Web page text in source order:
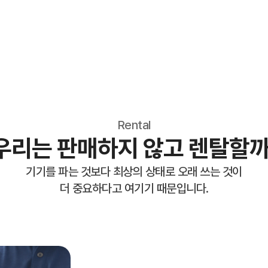
Rental
리는 판매하지 않고 렌탈할
기기를 파는 것보다 최상의 상태로 오래 쓰는 것이
더 중요하다고 여기기 때문입니다.